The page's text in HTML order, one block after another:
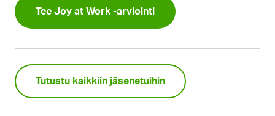
Tee Joy at Work -arviointi
Tutustu kaikkiin jäsenetuihin